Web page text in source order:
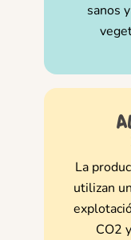
sanos
La
utilizan
CO2